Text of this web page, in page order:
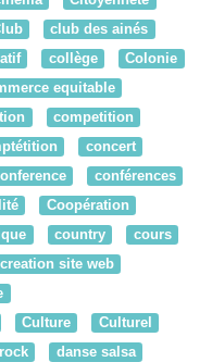
club des ainés
collège
Colonie
equitable
competition
concert
conférences
Coopération
country
cours
creation site web
Culture
Culturel
danse salsa